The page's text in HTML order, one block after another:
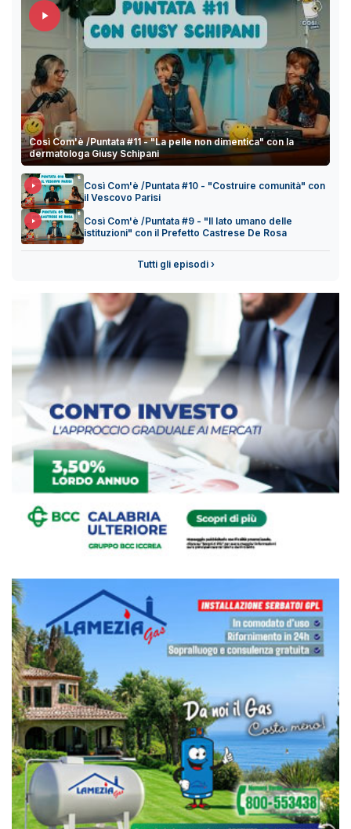
Così Com'è /Puntata #11 - "La pelle non dimentica" con la
dermatologa Giusy Schipani
Così Com'è /Puntata #10 - "Costruire comunità" con
il Vescovo Parisi
Così Com'è /Puntata #9 - "Il lato umano delle
istituzioni" con il Prefetto Castrese De Rosa
Tutti gli episodi ›